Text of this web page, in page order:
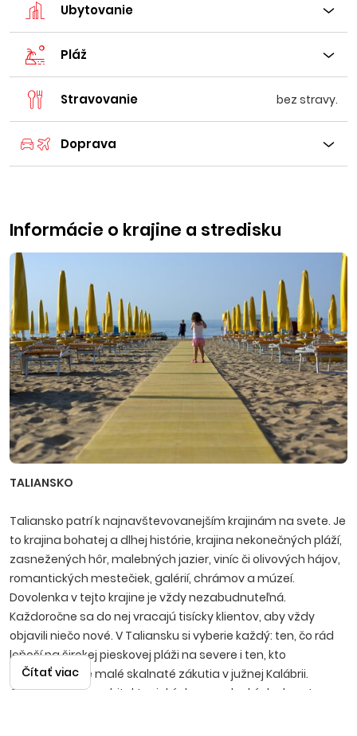
Ubytovanie
Pláž
Stravovanie bez stravy.
Doprava
Informácie o krajine a stredisku
TALIANSKO
Taliansko patrí k najnavštevovanejším krajinám na svete. Je
to krajina bohatej a dlhej histórie, krajina nekonečných pláží,
zasnežených hôr, malebných jazier, viníc či olivových hájov,
romantických mestečiek, galérií, chrámov a múzeí.
Dovolenka v tejto krajine je vždy nezabudnuteľná.
Každoročne sa do nej vracajú tisícky klientov, aby vždy
objavili niečo nové. V Taliansku si vyberie každý: ten, čo rád
leňoší na širokej pieskovej pláži na severe i ten, kto
uprednostňuje malé skalnaté zákutia v južnej Kalábrii.
Obdivovatelia architektonických a umeleckých skvostov
Čítať viac